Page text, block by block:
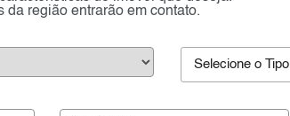
região entrarão em contato.
Selecione o Tipo